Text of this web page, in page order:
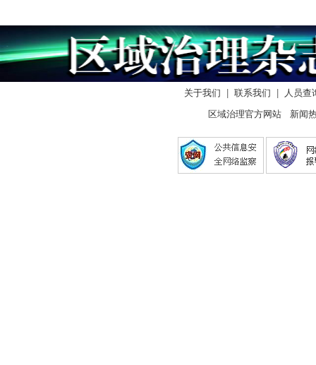
关于我们 联系我们
人员查
区域治理官方网站 新闻